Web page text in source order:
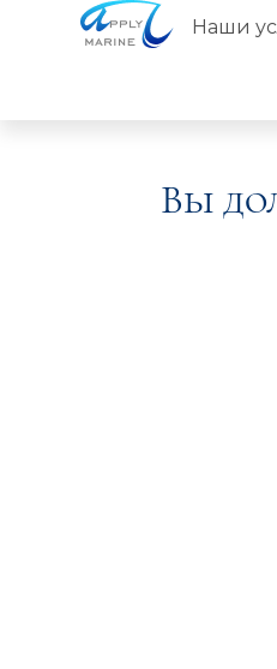
Наши
Вы